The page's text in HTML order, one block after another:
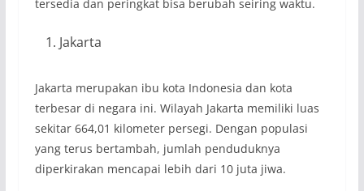
tersedia dan peringkat bisa berubah seiring waktu.
Jakarta
Jakarta merupakan ibu kota Indonesia dan kota
terbesar di negara ini. Wilayah Jakarta memiliki luas
sekitar 664,01 kilometer persegi. Dengan populasi
yang terus bertambah, jumlah penduduknya
diperkirakan mencapai lebih dari 10 juta jiwa.